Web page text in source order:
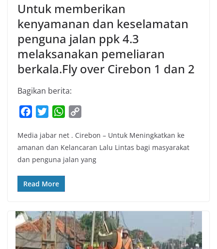
Untuk memberikan
kenyamanan dan keselamatan
penguna jalan ppk 4.3
melaksanakan pemeliaran
berkala.Fly over Cirebon 1 dan 2
Bagikan berita:
c
e
b
o
o
i
t
t
e
r
W
a
t
s
p
y
L
Media jabar net . Cirebon – Untuk Meningkatkan ke
amanan dan Kelancaran Lalu Lintas bagi masyarakat
dan penguna jalan yang
Read More